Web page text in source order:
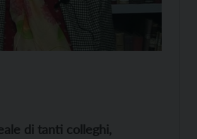
di tanti colleghi,